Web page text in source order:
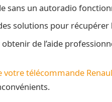
sans un autoradio
solutions pour récupérer
de l’aide
votre télécommande